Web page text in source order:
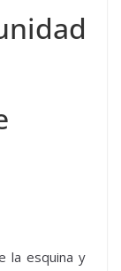
la esquina y